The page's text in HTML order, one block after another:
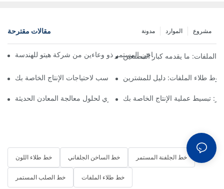
مقالات مقترحة مشروع الموارد مدونة
الملفات: ما يقدمه كبار المصنعين
طلاء الملفات: اختيار الشريك المناسب لاحتياجات الإنتاج الخاصة بك
طلاء الملفات: دليل للمشترين
خط طلاء الملفات: ضروري لحلول معالجة المعادن الحديثة
تبسيط عملية الإنتاج الخاصة بك
خط طلاء اللون خط الساخن الجلفاني خط الجلفنة المستمر
خط الصلب المستمر خط طلاء الملفات